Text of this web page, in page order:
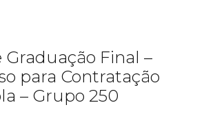
Graduação Final –
para Contratação
– Grupo 250